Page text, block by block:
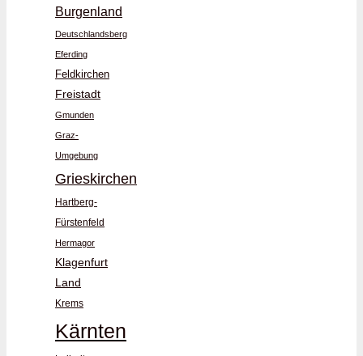
Burgenland
Deutschlandsberg
Eferding
Feldkirchen
Freistadt
Gmunden
Graz-
Umgebung
Grieskirchen
Hartberg-
Fürstenfeld
Hermagor
Klagenfurt
Land
Krems
Kärnten